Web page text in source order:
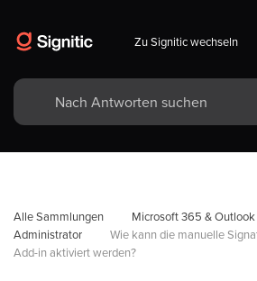
Zu Signitic wechseln
Alle Sammlungen Microsoft 365 & Outlook
Administrator
Wie kann die manuelle
Add-in aktiviert werden?